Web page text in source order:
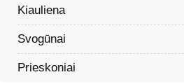
Kiauliena
Svogūnai
Prieskoniai